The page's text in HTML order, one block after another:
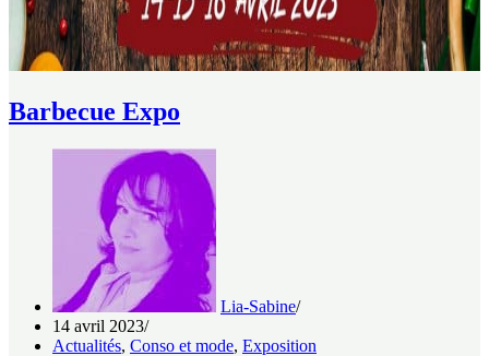
Barbecue Expo
Lia-Sabine
14 avril 2023
Actualités, Conso et mode, Exposition